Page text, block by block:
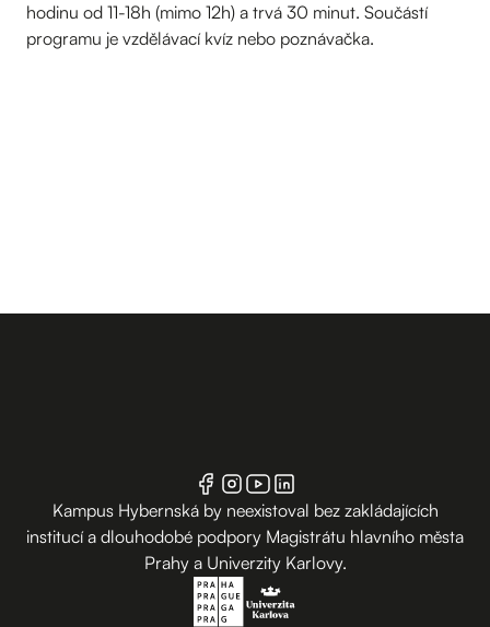
hodinu od 11-18h (mimo 12h) a trvá 30 minut. Součástí
programu je vzdělávací kvíz nebo poznávačka.
Kampus Hybernská by neexistoval bez zakládajících
institucí a dlouhodobé podpory Magistrátu hlavního města
Prahy a Univerzity Karlovy.